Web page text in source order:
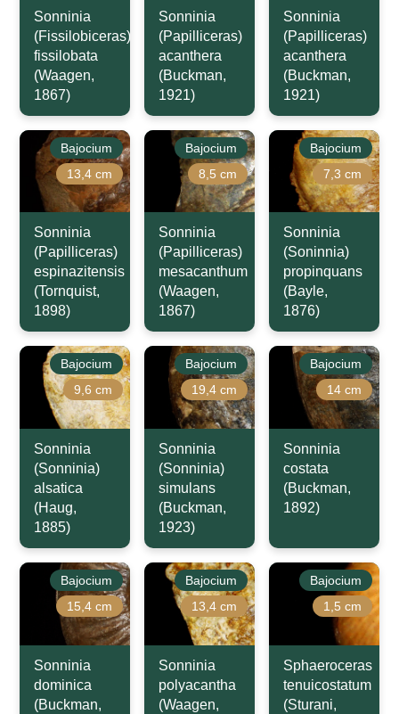
Sonninia
(Fissilobiceras)
fissilobata
(Waagen,
1867)
Sonninia
(Papilliceras)
acanthera
(Buckman,
1921)
Sonninia
(Papilliceras)
acanthera
(Buckman,
1921)
Bajocium
13,4 cm
Sonninia
(Papilliceras)
espinazitensis
(Tornquist,
1898)
Bajocium
8,5 cm
Sonninia
(Papilliceras)
mesacanthum
(Waagen,
1867)
Bajocium
7,3 cm
Sonninia
(Soninnia)
propinquans
(Bayle,
1876)
Bajocium
9,6 cm
Sonninia
(Sonninia)
alsatica
(Haug,
1885)
Bajocium
19,4 cm
Sonninia
(Sonninia)
simulans
(Buckman,
1923)
Bajocium
14 cm
Sonninia
costata
(Buckman,
1892)
Bajocium
15,4 cm
Sonninia
dominica
(Buckman,
Bajocium
13,4 cm
Sonninia
polyacantha
(Waagen,
Bajocium
1,5 cm
Sphaeroceras
tenuicostatum
(Sturani,